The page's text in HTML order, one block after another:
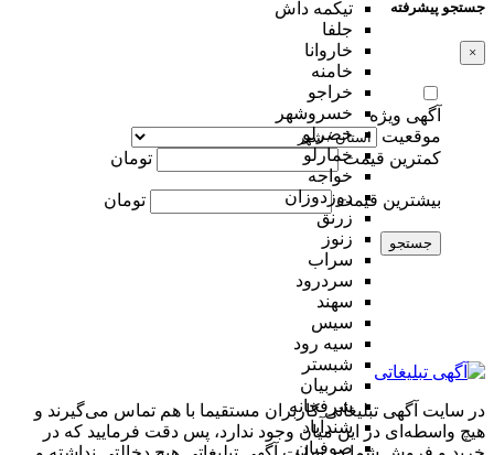
تیکمه داش
جلفا
خاروانا
خامنه
خراجو
خسروشهر
خضرلو
خمارلو
خواجه
دوزدوزان
زرنق
زنوز
سراب
سردرود
سهند
سیس
سیه رود
شبستر
شربیان
شرفخانه
شندآباد
صوفیان
جستجو پیشرفته
×
آگهی ویژه
موقعیت
کمترین قیمت
تومان
بیشترین قیمت تومان
جستجو
در سایت آگهی تبلیغاتی کاربران مستقیما با هم تماس می‌گیرند و
هیچ واسطه‌ای در این میان وجود ندارد، پس دقت فرمایید که در